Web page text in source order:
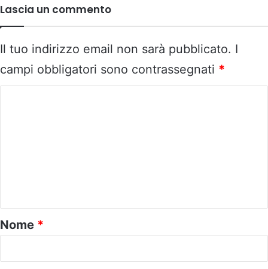
Lascia un commento
Il tuo indirizzo email non sarà pubblicato. I
campi obbligatori sono contrassegnati *
o
*
Nome *